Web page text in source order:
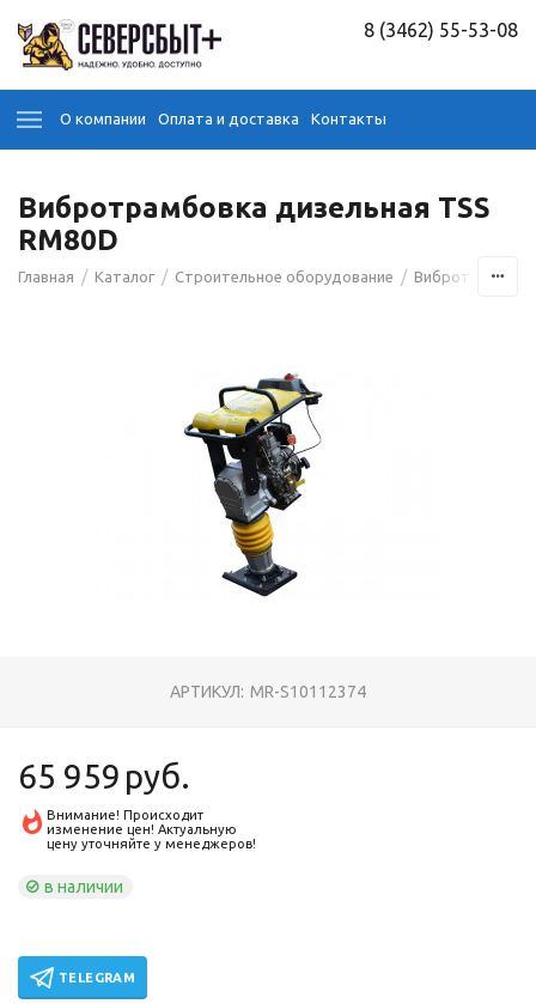
8 (3462) 55-53-08
О компании Оплата и доставка Контакты
Вибротрамбовка дизельная TSS
RM80D
Главная / Каталог / Строительное оборудование /
АРТИКУЛ: MR-S10112374
65 959 руб.
Внимание! Происходит
изменение цен! Актуальную
цену уточняйте у менеджеров!
в наличии
TELEGRAM